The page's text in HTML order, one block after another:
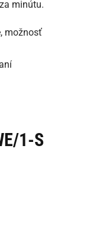
minútu.
možnosť
1-S